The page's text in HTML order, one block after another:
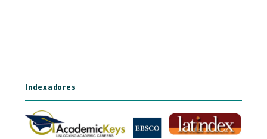
Indexadores